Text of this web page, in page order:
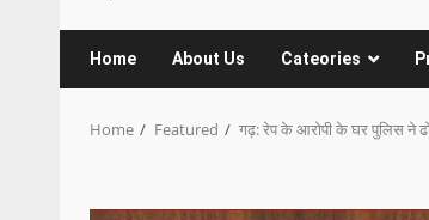
Home About Us Cateories
Home Featured गढ़: रेप के आरोपी के घर पुलिस ने